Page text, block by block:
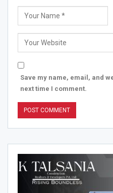
Save my name, email, and
next time I comment.